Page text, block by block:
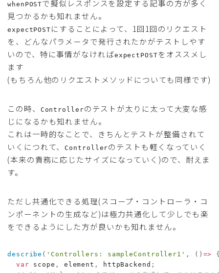
whenPOSTで擬似レスポンスを設定する記事の方が多く
見つかるかも知れません。
expectPOST にすることによって、1回1回のリクエスト
を、どんなパラメータで発行されたかがテストしやす
いので、特に事情がなければexpectPOST をオススメし
ます
(もちろん他のリクエストメソッドについても同様です)
この時、 Controllerのテストが太りに太って大変な感
じになるかも知れません。
これは一時的なことで、きちんとテストが整備されて
いくにつれて、
Controllerのテストも軽くなっていく
(本来の責務に応じたサイズになっていく)ので、耐えま
す。
ただし共通化できる処理(スコープ・コントローラ・コ
ンポーネントの生成など)は極力共通化して少しでも楽
をできるようにした方が良いかも知れません。
describe ( 'Controllers: sampleController1' , ( ) =>
var scope , element , httpBackend ;